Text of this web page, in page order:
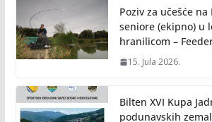
Poziv za učešće na
seniore (ekipno) u
hranilicom –
15. Jula 2026.
Bilten XVI Kupa
podunavskih